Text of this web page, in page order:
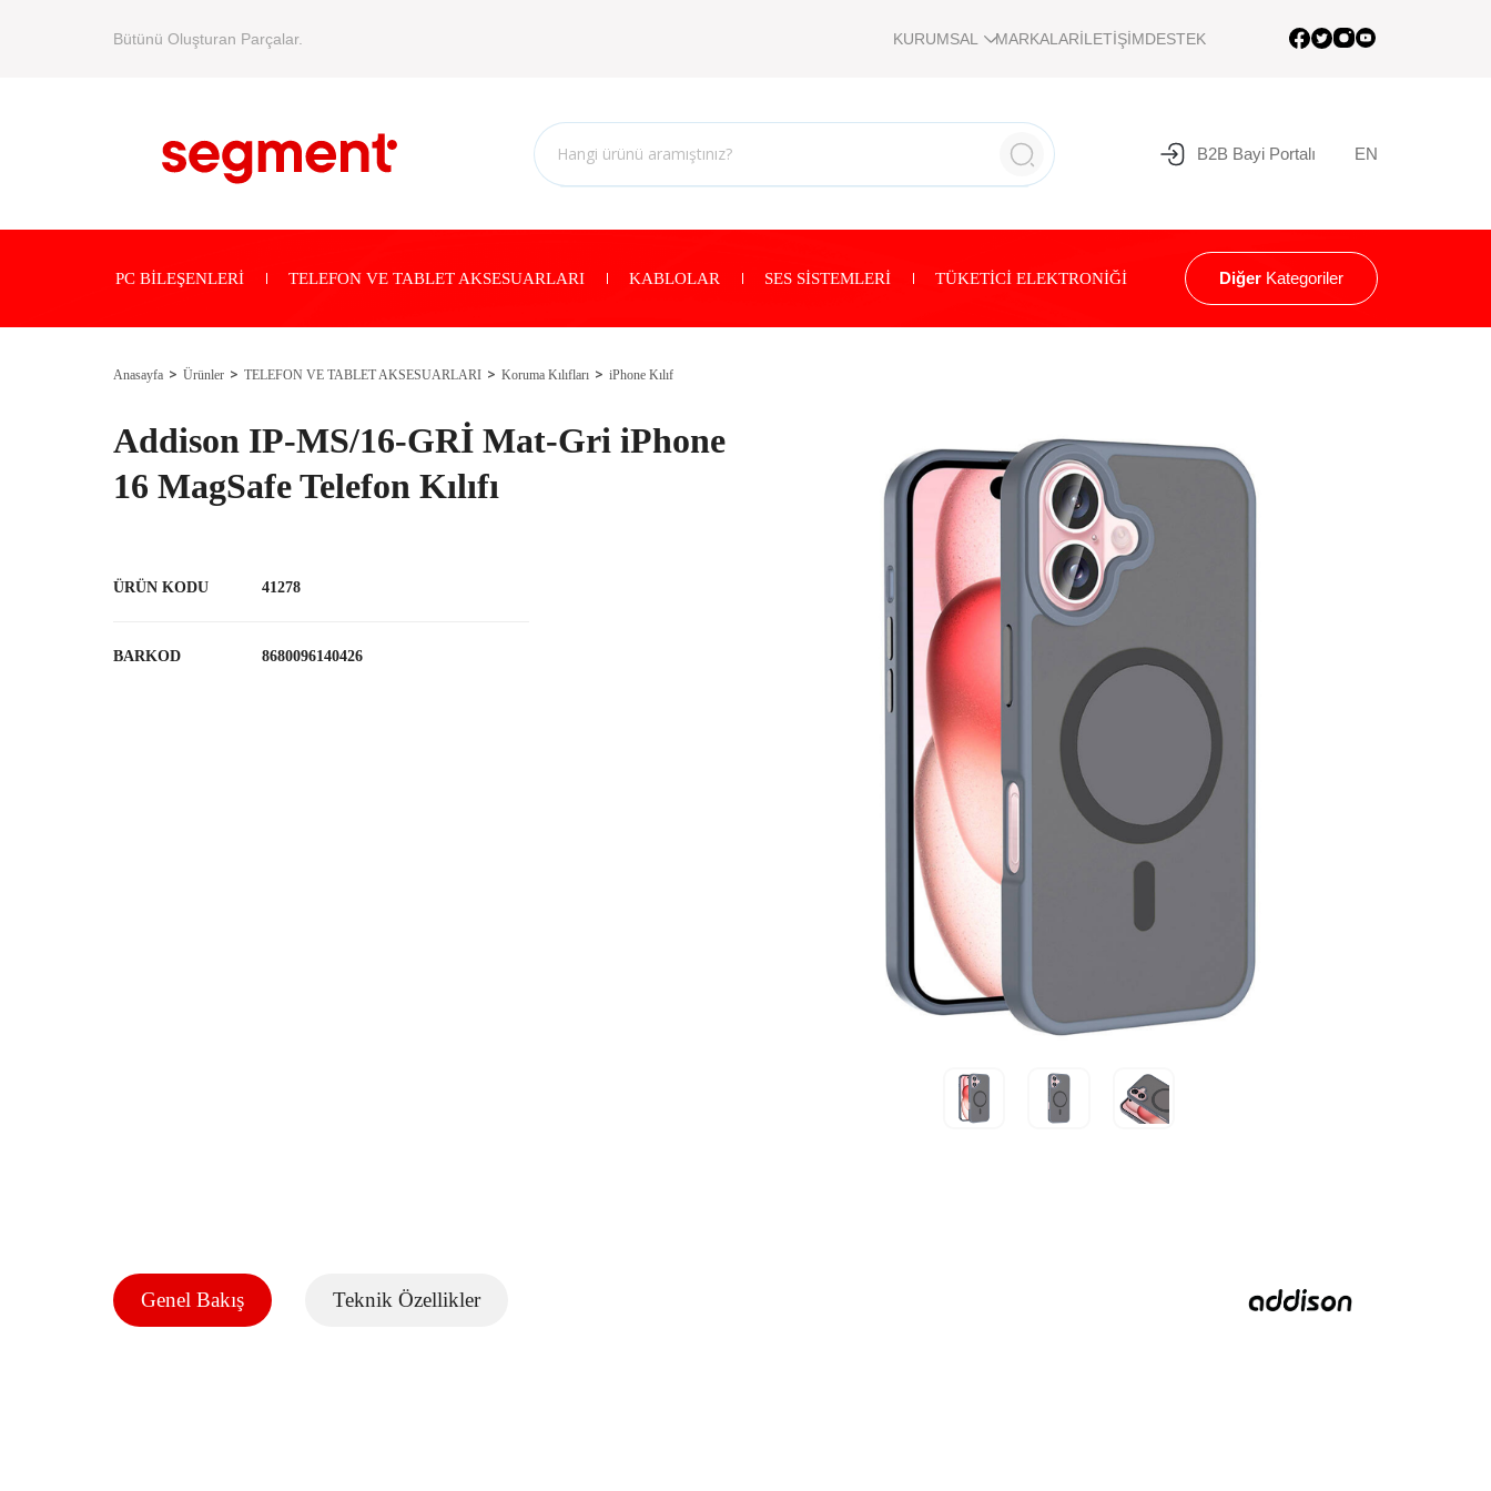
Bütünü Oluşturan Parçalar. KURUMSAL MARKALARİLETİŞİMDESTEK
B2B Bayi Portalı EN
PC BİLEŞENLERİ TELEFON VE TABLET AKSESUARLARI KABLOLAR SES SİSTEMLERİ TÜKETİCİ ELEKTRONİĞİ Diğer Kategoriler
Anasayfa Ürünler TELEFON VE TABLET AKSESUARLARI Koruma Kılıfları iPhone Kılıf
Addison IP-MS/16-GRİ Mat-Gri iPhone
16 MagSafe Telefon Kılıfı
ÜRÜN KODU 41278
BARKOD 8680096140426
Genel Bakış Teknik Özellikler